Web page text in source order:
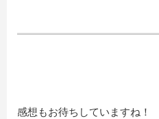
感想もお待ちしていますね！